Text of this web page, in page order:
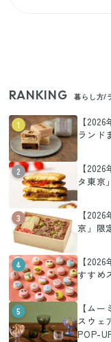
RANKING 暮らし方/
1
【
ランド
2
【
タ東京
3
【
京」限
4
【
すすめ
5
【ム
スウェ
POP-